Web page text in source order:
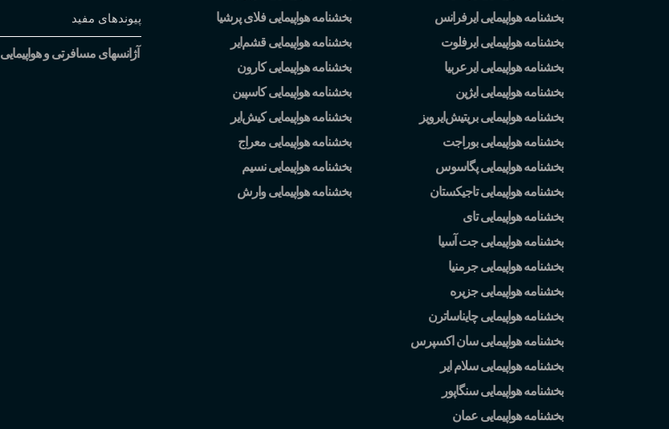
بخشنامه هواپیمایی ایرفرانس
بخشنامه هواپیمایی ایرفلوت
بخشنامه هواپیمایی ایرعربیا
بخشنامه هواپیمایی ایژین
بخشنامه هواپیمایی بریتیشایرویز
بخشنامه هواپیمایی بوراجت
بخشنامه هواپیمایی پگاسوس
بخشنامه هواپیمایی تاجیکستان
بخشنامه هواپیمایی تای
بخشنامه هواپیمایی جت آسیا
بخشنامه هواپیمایی جرمنیا
بخشنامه هواپیمایی جزیره
بخشنامه هواپیمایی چایناساترن
بخشنامه هواپیمایی سان اکسپرس
بخشنامه هواپیمایی سلام ایر
بخشنامه هواپیمایی سنگاپور
بخشنامه هواپیمایی عمان
بخشنامه هواپیمایی فلای پرشیا
بخشنامه هواپیمایی قشمایر
بخشنامه هواپیمایی کارون
بخشنامه هواپیمایی کاسپین
بخشنامه هواپیمایی کیشایر
بخشنامه هواپیمایی معراج
بخشنامه هواپیمایی نسیم
بخشنامه هواپیمایی وارش
پیوندهای مفید
آژانسهای مسافرتی و هواپیمایی